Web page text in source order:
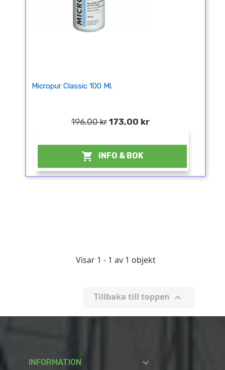
Micropur Classic 100 Ml.
196,00 kr 173,00 kr
 INFO & BOK
Visar 1 - 1 av 1 objekt
Tillbaka till toppen 
INFORMATION 